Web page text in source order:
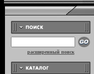
расширенный поиск